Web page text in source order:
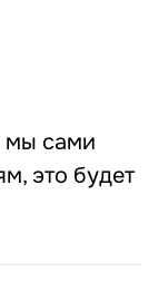
мы сами
это будет